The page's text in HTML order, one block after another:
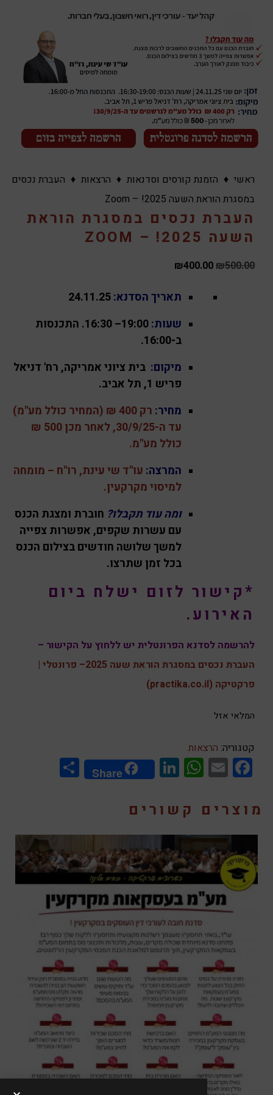
ראשי ♦ הזמנת קורסים וסדנאות ♦ הרצאות ♦ העברת נכסים
במסגרת הוראת השעה 2025! – Zoom
העברת נכסים במסגרת הוראת
השעה 2025! – ZOOM
₪500.00
₪400.00
תאריך הסדנא:24.11.25
שעות:19:00– 16:30
. התכנסות
ב-16:00.
מיקום: בית ציוני אמריקה, רח' דניאל
פריש 1, תל אביב.
מחיר:
רק 400 ₪ (המחיר כולל מע"מ)
עד ה-30/9/25, לאחר מכן 500 ₪
כולל מע"מ.
המרצה: עו"ד שי עינת, רו"ח – מומחה
למיסוי מקרקעין.
ומה עוד תקבלו? חוברת ומצגת הכנס
עם עשרות שקפים, אפשרות צפייה
למשך שלושה חודשים בצילום הכנס
בכל זמן שתרצו.
*קישור לזום ישלח ביום
האירוע.
להרשמה לסדנא הפרונטלית יש ללחוץ על הקישור –
העברת נכסים במסגרת הוראת שעה 2025– פרונטלי |
פרקטיקה (practika.co.il)
המלאי אזל
קטגוריה: הרצאות
Facebook
Email
WhatsApp
LinkedIn
Share
מוצרים קשורים